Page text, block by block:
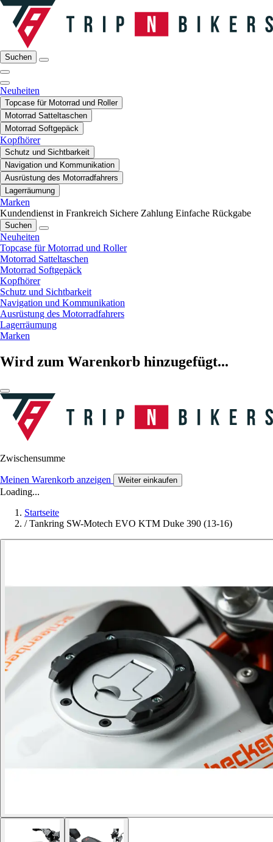
Suchen
Neuheiten
Topcase für Motorrad und Roller
Motorrad Satteltaschen
Motorrad Softgepäck
Kopfhörer
Schutz und Sichtbarkeit
Navigation und Kommunikation
Ausrüstung des Motorradfahrers
Lagerräumung
Marken
Kundendienst in Frankreich Sichere Zahlung Einfache Rückgabe
Suchen
Neuheiten
Topcase für Motorrad und Roller
Motorrad Satteltaschen
Motorrad Softgepäck
Kopfhörer
Schutz und Sichtbarkeit
Navigation und Kommunikation
Ausrüstung des Motorradfahrers
Lagerräumung
Marken
Wird zum Warenkorb hinzugefügt...
Zwischensumme
Meinen Warenkorb anzeigen Weiter einkaufen
Loading...
Startseite
/ Tankring SW-Motech EVO KTM Duke 390 (13-16)